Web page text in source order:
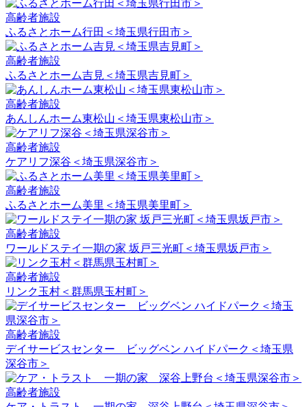
高齢者施設
ふるさとホーム行田＜埼玉県行田市＞
高齢者施設
ふるさとホーム吉見＜埼玉県吉見町＞
高齢者施設
あんしんホーム東松山＜埼玉県東松山市＞
高齢者施設
ケアリフ深谷＜埼玉県深谷市＞
高齢者施設
ふるさとホーム美里＜埼玉県美里町＞
高齢者施設
ワールドステイ一期の家 坂戸三光町＜埼玉県坂戸市＞
高齢者施設
リンク玉村＜群馬県玉村町＞
高齢者施設
デイサービスセンター ビッグベン ハイドパーク＜埼玉県
深谷市＞
高齢者施設